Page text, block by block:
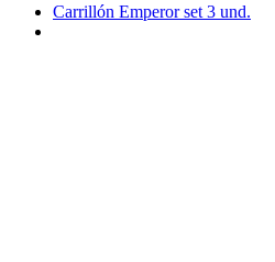
Carrillón Emperor set 3 und.